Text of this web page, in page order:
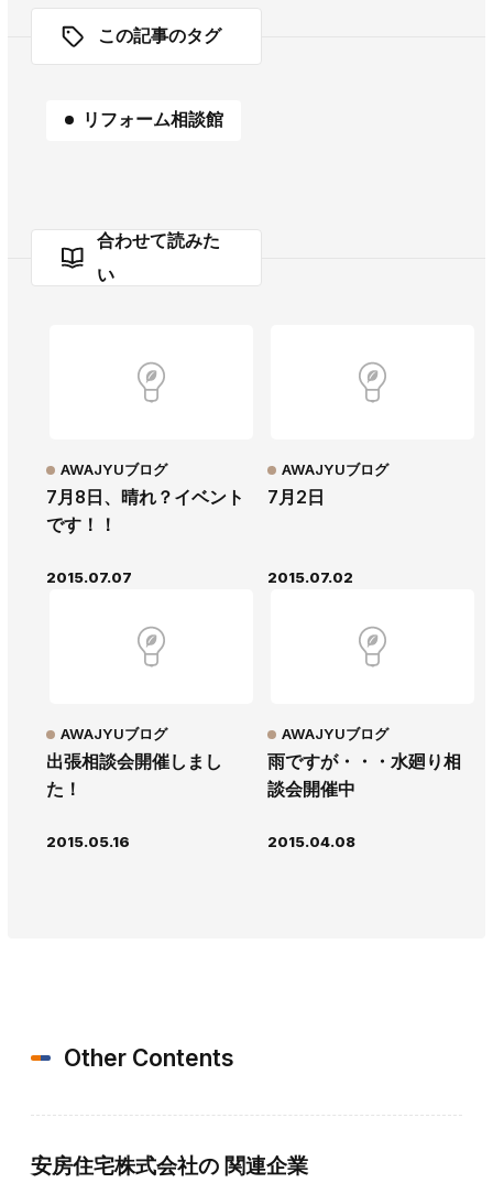
この記事のタグ
リフォーム相談館
合わせて読みた
い
7月8日、晴れ？イベント
です！！
AWAJYUブログ
2015.07.07
7月2日
AWAJYUブログ
2015.07.02
出張相談会開催しまし
た！
AWAJYUブログ
2015.05.16
雨ですが・・・水廻り相
談会開催中
AWAJYUブログ
2015.04.08
Other Contents
安房住宅株式会社の 関連企業